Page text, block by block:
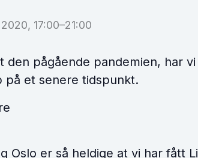
17:00–21:00
den pågående pandemien, har
på et senere tidspunkt.
Oslo er så heldige at vi har fått